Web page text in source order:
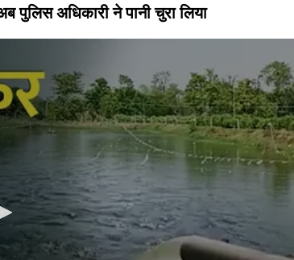
पुलिस अधिकारी ने पानी चुरा लिया